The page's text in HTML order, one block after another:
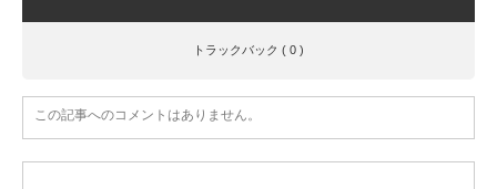
トラックバック ( 0 )
この記事へのコメントはありません。